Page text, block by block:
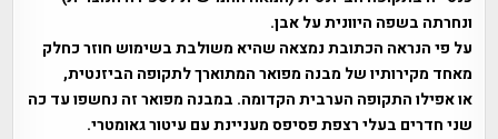
ונחרתה בשפה היוונית על אבן.
על פי הנראה הכתובת נמצאה שהיא משולבת בשימוש חוזר כחלק
מאחד מקירותיו של מבנה מפואר המתוארך לתקופה הביזנטית,
או אפילו התקופה הערבית הקדומה. במבנה מפואר זה נחשפו עד כה
שני חדרים בעלי רצפת פסיפס מעניינת עם עיטור גאומטרי.